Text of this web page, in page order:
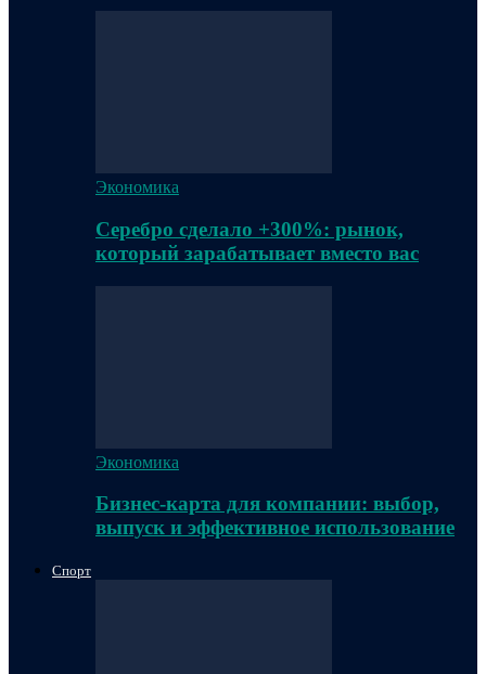
Экономика
Серебро сделало +300%: рынок,
который зарабатывает вместо вас
Экономика
Бизнес-карта для компании: выбор,
выпуск и эффективное использование
Спорт